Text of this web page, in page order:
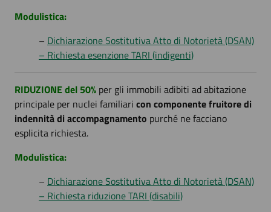
Modulistica:
– Dichiarazione Sostitutiva Atto di Notorietà (DSAN)
– Richiesta esenzione TARI (indigenti)
RIDUZIONE del 50% per gli immobili adibiti ad abitazione
principale per nuclei familiari con componente fruitore di
indennità di accompagnamento purché ne facciano
esplicita richiesta.
Modulistica:
– Dichiarazione Sostitutiva Atto di Notorietà (DSAN)
– Richiesta riduzione TARI (disabili)